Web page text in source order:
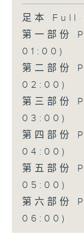
足本
第一部份
01:00)
第二部份
02:00)
第三部份
03:00)
第四部份
04:00)
第五部份
05:00)
第六部份
06:00)